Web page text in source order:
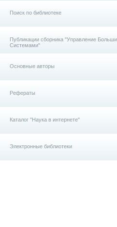
Поиск по библиотеке
Публикации сборника "Управление
Системами"
Основные авторы
Рефераты
Каталог "Наука в интернете"
Электронные библиотеки